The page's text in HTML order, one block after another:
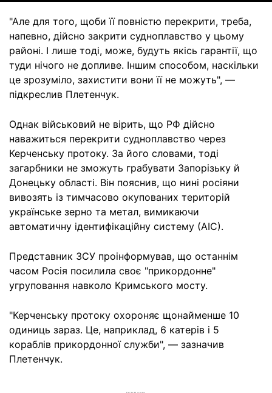
"Але для того, щоби її повністю перекрити, треба,
напевно, дійсно закрити судноплавство у цьому
районі. І лише тоді, може, будуть якісь гарантії, що
туди нічого не допливе. Іншим способом, наскільки
це зрозуміло, захистити вони її не можуть", —
підкреслив Плетенчук.
Однак військовий не вірить, що РФ дійсно
наважиться перекрити судноплавство через
Керченську протоку. За його словами, тоді
загарбники не зможуть грабувати Запорізьку й
Донецьку області. Він пояснив, що нині росіяни
вивозять із тимчасово окупованих територій
українське зерно та метал, вимикаючи
автоматичну ідентифікаційну систему (АІС).
Представник ЗСУ проінформував, що останнім
часом Росія посилила своє "прикордонне"
угруповання навколо Кримського мосту.
"Керченську протоку охороняє щонайменше 10
одиниць зараз. Це, наприклад, 6 катерів і 5
кораблів прикордонної служби", — зазначив
Плетенчук.